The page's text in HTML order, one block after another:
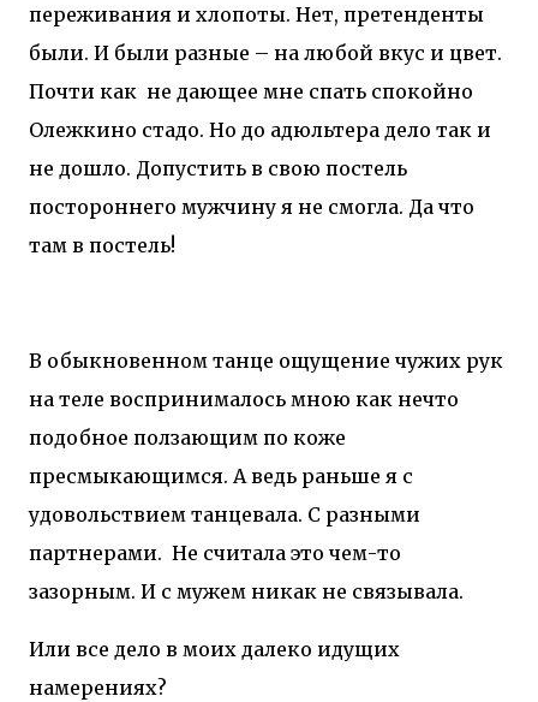
переживания и хлопоты. Нет, претенденты
были. И были разные – на любой вкус и цвет.
Почти как не дающее мне спать спокойно
Олежкино стадо. Но до адюльтера дело так и
не дошло. Допустить в свою постель
постороннего мужчину я не смогла. Да что
там в постель!
В обыкновенном танце ощущение чужих рук
на теле воспринималось мною как нечто
подобное ползающим по коже
пресмыкающимся. А ведь раньше я с
удовольствием танцевала. С разными
партнерами. Не считала это чем-то
зазорным. И с мужем никак не связывала.
Или все дело в моих далеко идущих
намерениях?